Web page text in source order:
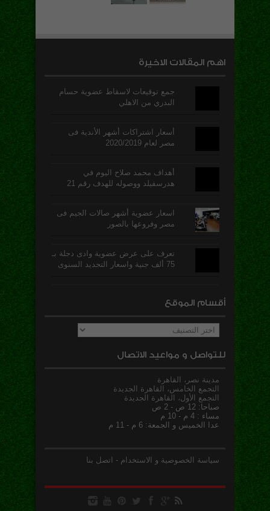
اهم المقالات الاخيرة
جمع توقيعات لاسقاط عضوية حسام
البدري من الاهلي
أسعار اشتراكات أشهر الأندية فى
مصر لعام 2020/2019
أهداف محمد صلاح اليوم في
هدرسفيلد ووصوله للهدف رقم 21
اسعار عضوية أشهر صالات الجيم فى
مصر وفروعها بالصور
تعرف على عرض عضوية وادى دجلة بـ
75 ألف جنية واسعار التجديد السنوى
أقسام الموقع
أقسام
الموقع
للتواصل و مواعيد الاتصال
مدينة نصر، القاهرة
التجمع الخامس، القاهرة الجديدة
التجمع الأول، القاهرة الجديدة
صباحا: 12 ص - 2 ص
مساء : 4 م - 10 م
عدا الخميس و الجمعة: 6 م - 11 م
سياسة الخصوصية و الاستخدام - اتصل بنا